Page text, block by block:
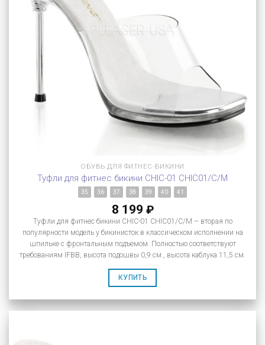
ОБУВЬ ДЛЯ ФИТНЕС-БИКИНИ
Туфли для фитнес бикини CHIC-01 CHIC01/C/M
35 36 37 38 39 40 41
8 199 ₽
Туфли для фитнес бикини CHIC-01 CHIC01/C/M – вторая по
популярности модель у бикинисток в классическом исполнении на
шпильке с фронтальным подъемом. Полностью соответствуют
требованиям IFBB, высота подошвы 0,9 см., высота каблука 11,5 см.
КУПИТЬ